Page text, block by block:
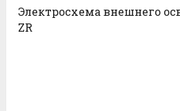
Электросхема внешнего
ZR